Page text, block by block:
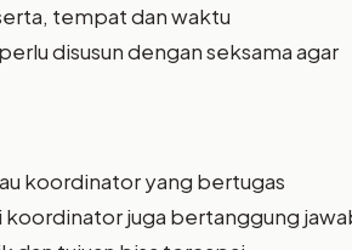
tempat dan waktu
disusun dengan seksama agar
koordinator yang bertugas
juga bertanggung